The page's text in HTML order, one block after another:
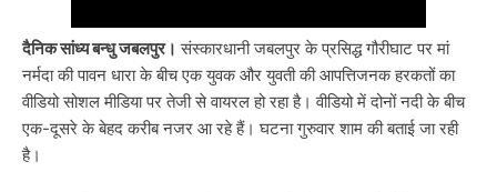
दैनिक सांध्य बन्धु जबलपुर। संस्कारधानी जबलपुर के प्रसिद्ध गौरीघाट पर मां
नर्मदा की पावन धारा के बीच एक युवक और युवती की आपत्तिजनक हरकतों का
वीडियो सोशल मीडिया पर तेजी से वायरल हो रहा है। वीडियो में दोनों नदी के बीच
एक-दूसरे के बेहद करीब नजर आ रहे हैं। घटना गुरुवार शाम की बताई जा रही
है।